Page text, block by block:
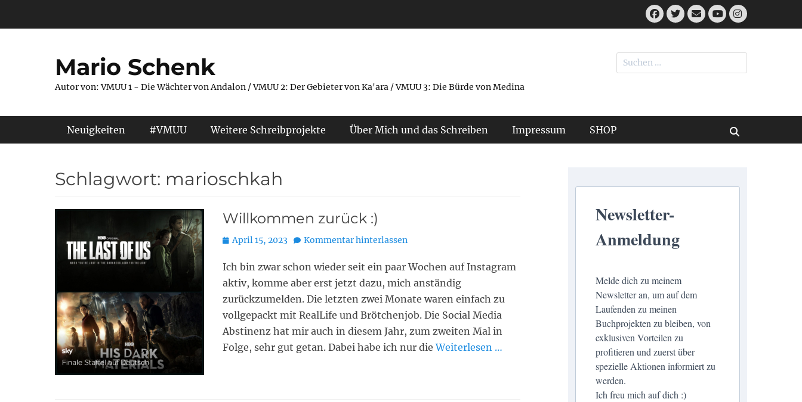
Facebook
Twitter
E-
MailYouTube
Instagram
Mario Schenk
Autor von: VMUU 1 - Die Wächter von Andalon / VMUU 2: Der Gebieter von Ka'ara / VMUU 3: Die Bürde von Medina
Suchen
nach:
Primäres Menü
Neuigkeiten #VMUU Weitere Schreibprojekte Über Mich und das Schreiben Impressum SHOP
Schlagwort: marioschkah
Willkommen zurück :)
Posted
April 15, 2023 Kommentar hinterlassen
Ich bin zwar schon wieder seit ein paar Wochen auf Instagram
aktiv, komme aber erst jetzt dazu, mich anständig
zurückzumelden. Die letzten zwei Monate waren einfach zu
vollgepackt mit RealLife und Brötchenjob. Die Social Media
Abstinenz hat mir auch in diesem Jahr, zum zweiten Mal in
Folge, sehr gut getan. Dabei habe ich nur dieWeiterlesen …
Newsletter-
Anmeldung
Melde dich zu meinem
Newsletter an, um auf dem
Laufenden zu meinen
Buchprojekten zu bleiben, von
exklusiven Vorteilen zu
profitieren und zuerst über
spezielle Aktionen informiert zu
werden.
Ich freu mich auf dich :)